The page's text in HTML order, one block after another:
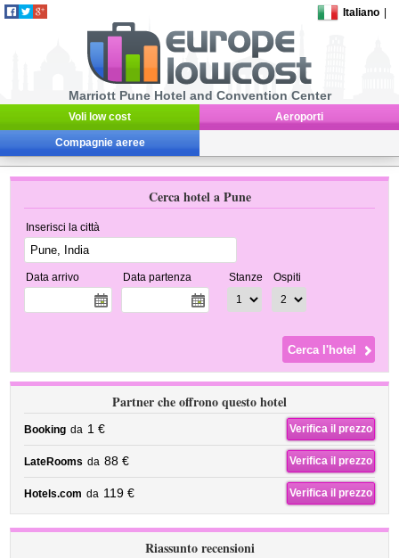
Italiano
Marriott Pune Hotel and Convention Center
Voli low cost Aeroporti
Compagnie aeree
Cerca hotel a Pune
Inserisci la città
Data arrivo Data partenza Stanze Ospiti
Partner che offrono questo hotel
Booking da 1 € Verifica il prezzo
LateRooms da 88 € Verifica il prezzo
Hotels.com da 119 € Verifica il prezzo
Riassunto recensioni